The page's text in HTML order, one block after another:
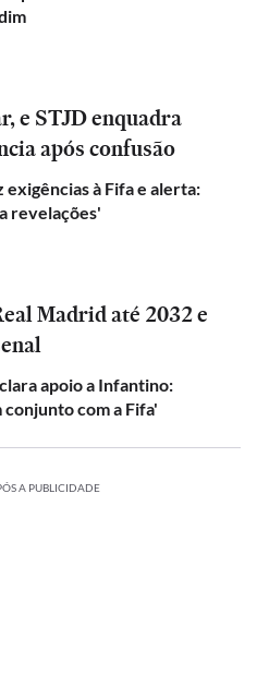
e STJD enquadra
após confusão
à Fifa e alerta:
revelações'
Madrid até 2032 e
apoio a Infantino:
com a Fifa'
A PUBLICIDADE